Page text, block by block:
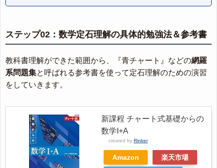
ステップ02：数学定石理解の具体的勉強法＆参考書
教科書理解ができた範囲から、『青チャート』などの網羅
系問題集と呼ばれる参考書を使って定石理解のための演習
をしていきます。
新課程 チャート式基礎からの
数学I+A
created by Rinker
Amazon 楽天市場